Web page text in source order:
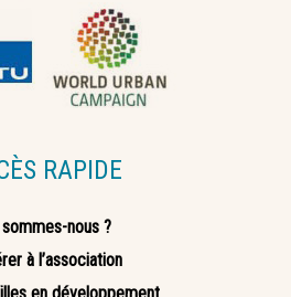
RAPIDE
sommes-nous ?
à l’association